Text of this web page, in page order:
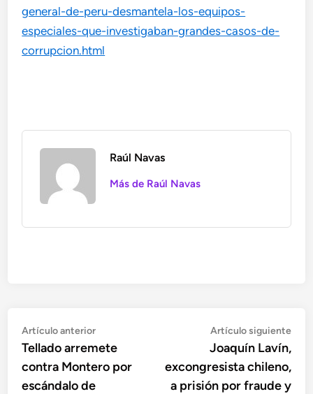
general-de-peru-desmantela-los-equipos-
especiales-que-investigaban-grandes-casos-de-
corrupcion.html
Raúl Navas
Más de Raúl Navas
Navegación
de
entradas
Artículo anteriorArtículo
anterior:
Tellado arremete
contra Montero por
escándalo de
Artículo siguiente
Joaquín Lavín,
excongresista chileno,
a prisión por fraude y